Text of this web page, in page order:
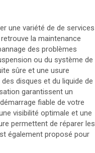
une variété de de services
la maintenance
des problèmes
ou du système de
sûre et une usure
disques et du liquide de
garantissent un
fiable de votre
visibilité optimale et une
permettent de réparer les
également proposé pour